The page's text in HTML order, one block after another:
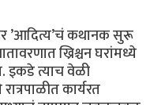
’आदित्य’चं कथानक सुरू
ख्रिश्चन घरांमध्ये
इकडे त्याच वेळी
कार्यरत